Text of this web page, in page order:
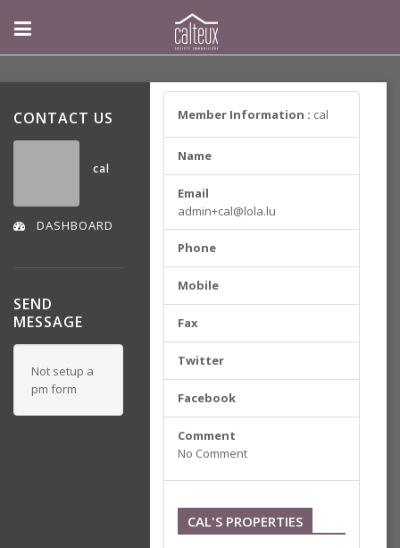
CONTACT US
cal
DASHBOARD
SEND
MESSAGE
Not setup a
pm form
Member Information : cal
Name
Email
admin+cal@lola.lu
Phone
Mobile
Fax
Twitter
Facebook
Comment
No Comment
CAL'S PROPERTIES